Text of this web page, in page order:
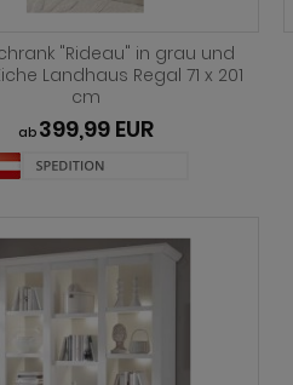
"Rideau" in grau und
Landhaus Regal 71 x 201
cm
ab 399,99 EUR